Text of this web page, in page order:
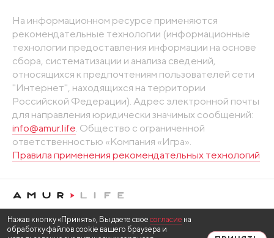
На информационном ресурсе применяются
рекомендательные технологии (информационные
технологии предоставления информации на основе
сбора, систематизации и анализа сведений,
относящихся к предпочтениям пользователей сети
"Интернет", находящихся на территории
Российской Федерации). Адрес электронной почты
для направления юридически значимых сообщений:
info@amur.life . Общество с ограниченной
ответственностью «Компания «Игра».
Правила применения рекомендательных технологий
Нажав кнопку «Принять», Вы даете свое согласие на
обработку файлов cookie вашего браузера и